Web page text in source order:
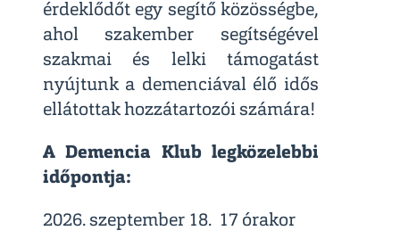
érdeklődőt egy segítő közösségbe,
ahol szakember segítségével
szakmai és lelki támogatást
nyújtunk a demenciával élő idős
ellátottak hozzátartozói számára!
A Demencia Klub legközelebbi
időpontja:
2026. szeptember 18. 17 órakor